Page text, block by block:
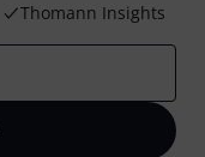
Thomann Insights